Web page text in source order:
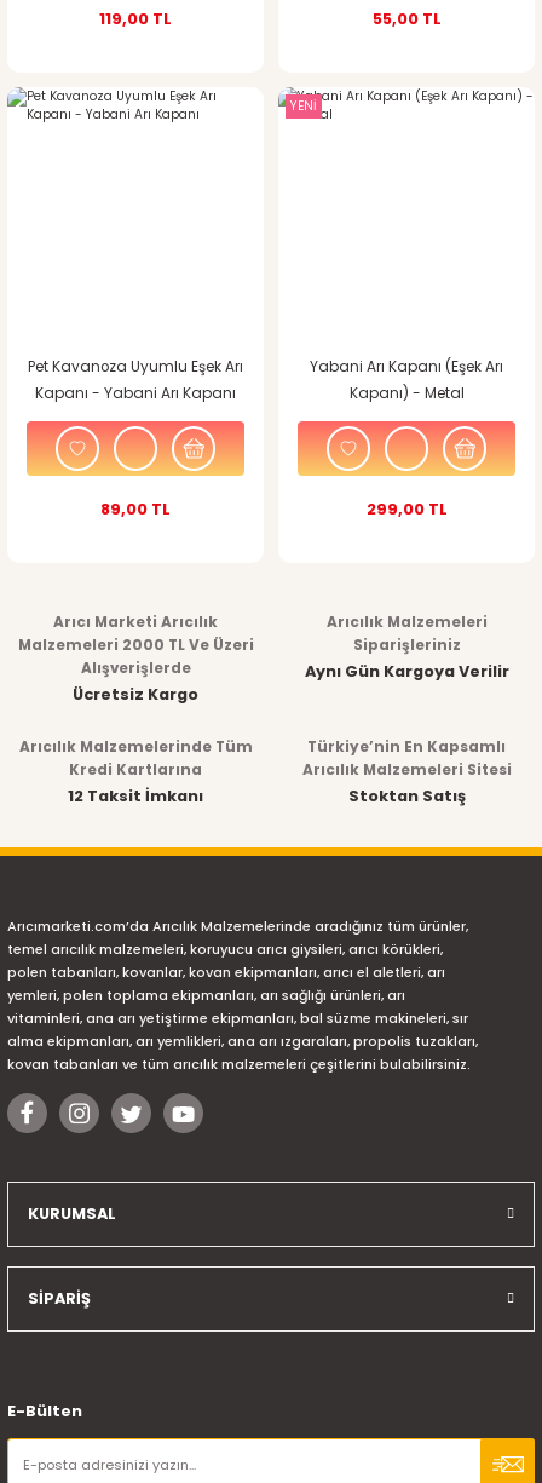
119,00 TL 55,00 TL
Pet Kavanoza Uyumlu Eşek Arı
Kapanı - Yabani Arı Kapanı
89,00 TL
YENİ
Yabani Arı Kapanı (Eşek Arı
Kapanı) - Metal
299,00 TL
Arıcı Marketi Arıcılık
Malzemeleri 2000 TL Ve Üzeri
Alışverişlerde
Ücretsiz Kargo
Arıcılık Malzemeleri
Siparişleriniz
Aynı Gün Kargoya Verilir
Arıcılık Malzemelerinde Tüm
Kredi Kartlarına
12 Taksit İmkanı
Türkiye’nin En Kapsamlı
Arıcılık Malzemeleri Sitesi
Stoktan Satış
Arıcımarketi.com’da Arıcılık Malzemelerinde aradığınız tüm ürünler,
temel arıcılık malzemeleri, koruyucu arıcı giysileri, arıcı körükleri,
polen tabanları, kovanlar, kovan ekipmanları, arıcı el aletleri, arı
yemleri, polen toplama ekipmanları, arı sağlığı ürünleri, arı
vitaminleri, ana arı yetiştirme ekipmanları, bal süzme makineleri, sır
alma ekipmanları, arı yemlikleri, ana arı ızgaraları, propolis tuzakları,
kovan tabanları ve tüm arıcılık malzemeleri çeşitlerini bulabilirsiniz.
KURUMSAL
SİPARİŞ
E-Bülten